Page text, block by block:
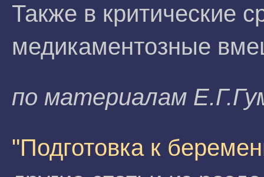
Также в критические
медикаментозные
по материалам
"Подготовка к